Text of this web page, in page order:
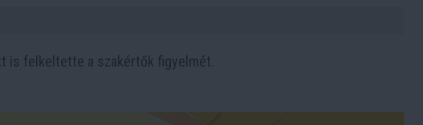
is felkeltette a szakértők figyelmét.